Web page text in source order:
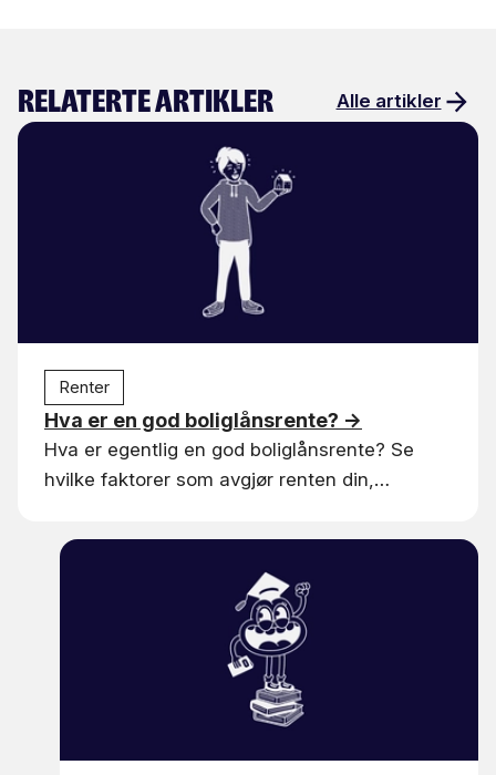
Relaterte artikler Alle artikler
Renter
Hva er en god boliglånsrente? →
Hva er egentlig en god boliglånsrente? Se
hvilke faktorer som avgjør renten din,
hvordan du vet om du betaler for mye.